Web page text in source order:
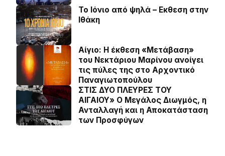
Το Ιόνιο από ψηλά – Eκθεση στην
Ιθάκη
Αίγιο: Η έκθεση «Μετάβαση»
του Νεκτάριου Μαρίνου ανοίγει
τις πύλες της στο Αρχοντικό
Παναγιωτοπούλου
ΣΤΙΣ ΔΥΟ ΠΛΕΥΡΕΣ ΤΟΥ
ΑΙΓΑΙΟΥ» Ο Μεγάλος Διωγμός, η
Ανταλλαγή και η Αποκατάσταση
των Προσφύγων